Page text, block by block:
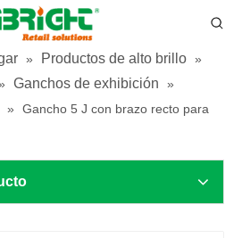
» Productos de alto brillo »
Ganchos de exhibición »
»
Gancho 5 J con brazo recto para